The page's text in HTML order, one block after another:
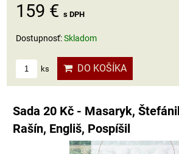
159 € s DPH
Dostupnosť:Skladom
ks DO KOŠÍKA
Sada 20 Kč - Masaryk,
Rašín, Engliš, Pospíšil